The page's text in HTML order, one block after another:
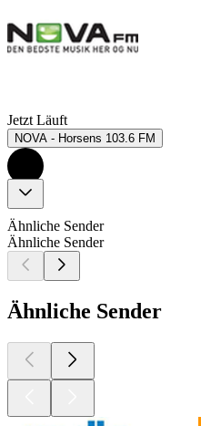
Jetzt Läuft
NOVA - Horsens 103.6 FM
Ähnliche Sender
Ähnliche Sender
Ähnliche Sender